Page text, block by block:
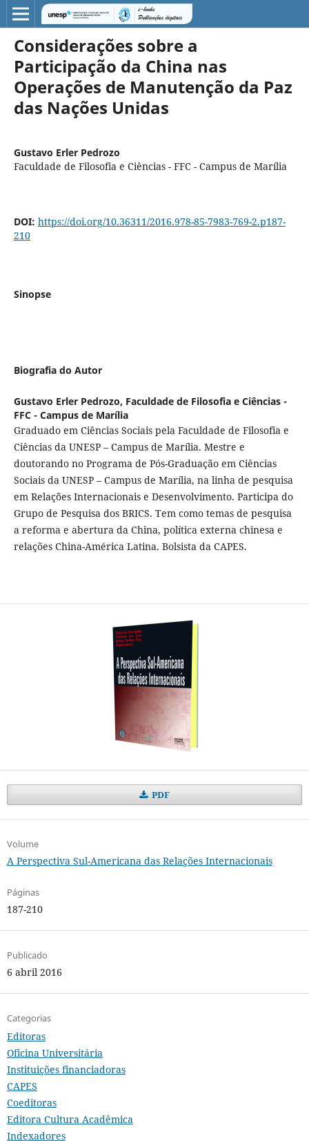
Considerações sobre a
Participação da China nas
Operações de Manutenção da Paz
das Nações Unidas
Gustavo Erler Pedrozo
Faculdade de Filosofia e Ciências - FFC - Campus de Marília
DOI: https://doi.org/10.36311/2016.978-85-7983-769-2.p187-
210
Sinopse
Biografia do Autor
Gustavo Erler Pedrozo, Faculdade de Filosofia e Ciências -
FFC - Campus de Marília
Graduado em Ciências Sociais pela Faculdade de Filosofia e
Ciências da UNESP – Campus de Marília. Mestre e
doutorando no Programa de Pós-Graduação em Ciências
Sociais da UNESP – Campus de Marília, na linha de pesquisa
em Relações Internacionais e Desenvolvimento. Participa do
Grupo de Pesquisa dos BRICS. Tem como temas de pesquisa
a reforma e abertura da China, política externa chinesa e
relações China-América Latina. Bolsista da CAPES.
PDF
Volume
A Perspectiva Sul-Americana das Relações Internacionais
Páginas
187-210
Publicado
6 abril 2016
Categorias
Editoras
Oficina Universitária
Instituições financiadoras
CAPES
Coeditoras
Editora Cultura Acadêmica
Indexadores